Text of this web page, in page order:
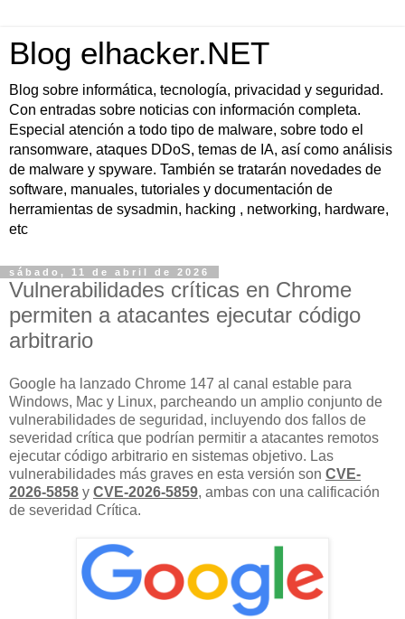
Blog elhacker.NET
Blog sobre informática, tecnología, privacidad y seguridad.
Con entradas sobre noticias con información completa.
Especial atención a todo tipo de malware, sobre todo el
ransomware, ataques DDoS, temas de IA, así como análisis
de malware y spyware. También se tratarán novedades de
software, manuales, tutoriales y documentación de
herramientas de sysadmin, hacking , networking, hardware,
etc
sábado, 11 de abril de 2026
Vulnerabilidades críticas en Chrome
permiten a atacantes ejecutar código
arbitrario
Google ha lanzado Chrome 147 al canal estable para
Windows, Mac y Linux, parcheando un amplio conjunto de
vulnerabilidades de seguridad, incluyendo dos fallos de
severidad crítica que podrían permitir a atacantes remotos
ejecutar código arbitrario en sistemas objetivo. Las
vulnerabilidades más graves en esta versión son CVE-
2026-5858 y CVE-2026-5859, ambas con una calificación
de severidad Crítica.